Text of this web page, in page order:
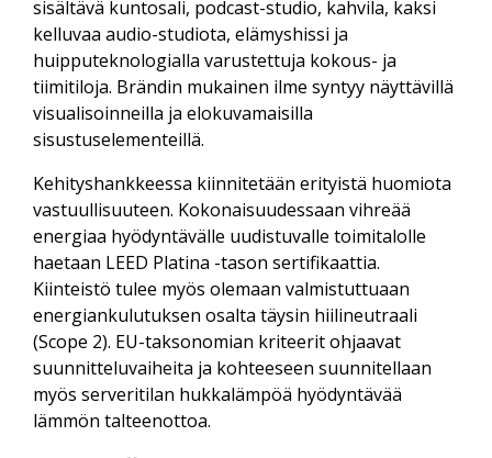
sisältävä kuntosali, podcast-studio, kahvila, kaksi
kelluvaa audio-studiota, elämyshissi ja
huipputeknologialla varustettuja kokous- ja
tiimitiloja. Brändin mukainen ilme syntyy näyttävillä
visualisoinneilla ja elokuvamaisilla
sisustuselementeillä.
Kehityshankkeessa kiinnitetään erityistä huomiota
vastuullisuuteen. Kokonaisuudessaan vihreää
energiaa hyödyntävälle uudistuvalle toimitalolle
haetaan LEED Platina -tason sertifikaattia.
Kiinteistö tulee myös olemaan valmistuttuaan
energiankulutuksen osalta täysin hiilineutraali
(Scope 2). EU-taksonomian kriteerit ohjaavat
suunnitteluvaiheita ja kohteeseen suunnitellaan
myös serveritilan hukkalämpöä hyödyntävää
lämmön talteenottoa.